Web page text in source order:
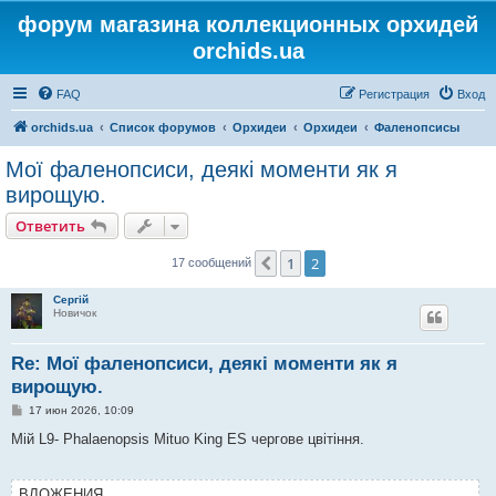
форум магазина коллекционных орхидей
orchids.ua
FAQ Вход
Регистрация
orchids.ua Список форумов Орхидеи Орхидеи Фаленопсисы
Мої фаленопсиси, деякі моменти як я
вирощую.
Ответить
17 сообщений Пред.
1 2
Сергій
Новичок
Re: Мої фаленопсиси, деякі моменти як я
вирощую.
С
о
н
17 июн 2026, 10:09
Мій L9- Phalaenopsis Mituo King ES чергове цвітіння.